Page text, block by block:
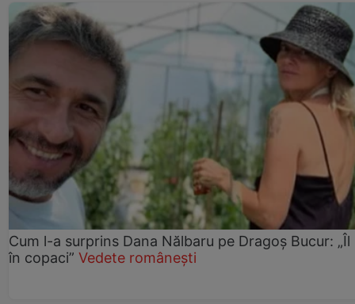
Cum l-a surprins Dana Nălbaru pe Dragoș Bucur: „Îl
în copaci” Vedete românești